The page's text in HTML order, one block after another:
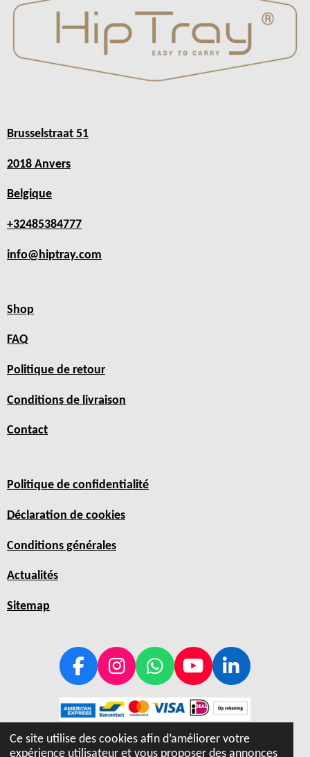
Ce site utilise des cookies afin d’améliorer votre
expérience utilisateur et vous proposer des annonces
Brusselstraat 51
2018 Anvers
Belgique
+32485384777
info@hiptray.com
Shop
FAQ
Politique de retour
Conditions de livraison
Contact
Politique de confidentialité
Déclaration de cookies
Conditions générales
Actualités
Sitemap
F
c
e
b
I
s
t
a
W
a
t
s
Y
u
T
u
L
n
k
e